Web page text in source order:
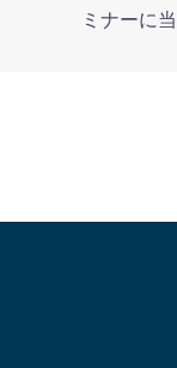
ミナーに